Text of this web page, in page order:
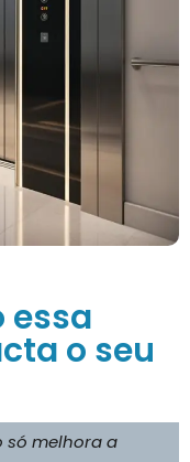
essa
o seu
só melhora a